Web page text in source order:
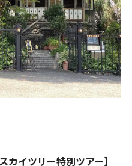
カイツリー特別ツアー】